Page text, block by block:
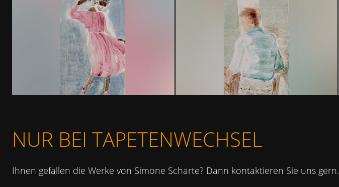
NUR BEI TAPETENWECHSEL
Ihnen gefallen die Werke von Simone Scharte? Dann kontaktieren Sie uns gern.